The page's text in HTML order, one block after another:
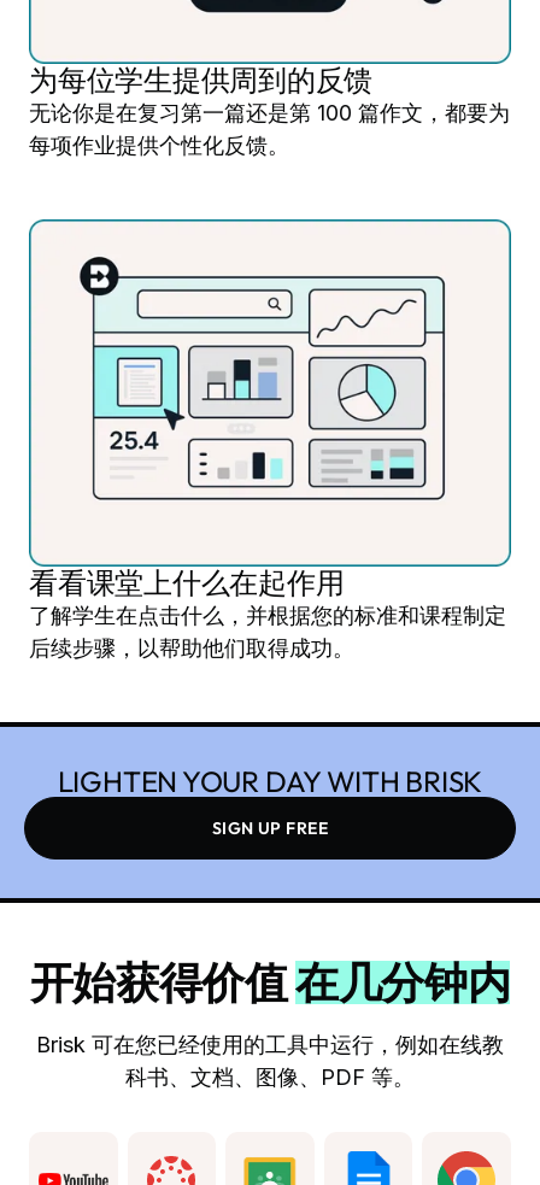
为每位学生提供周到的反馈
无论你是在复习第一篇还是第 100 篇作文，都要为
每项作业提供个性化反馈。
看看课堂上什么在起作用
了解学生在点击什么，并根据您的标准和课程制定
后续步骤，以帮助他们取得成功。
LIGHTEN YOUR DAY WITH BRISK
SIGN UP FREE
开始获得价值在几分钟内
Brisk 可在您已经使用的工具中运行，例如在线教
科书、文档、图像、PDF 等。